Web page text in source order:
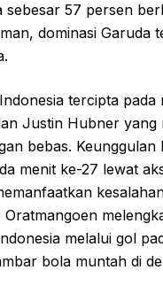
sebesar 57 persen
dominasi Garuda
tercipta pada
Justin Hubner yang
bebas. Keunggulan
menit ke-27 lewat
Oratmangoen
melalui gol
bola muntah di